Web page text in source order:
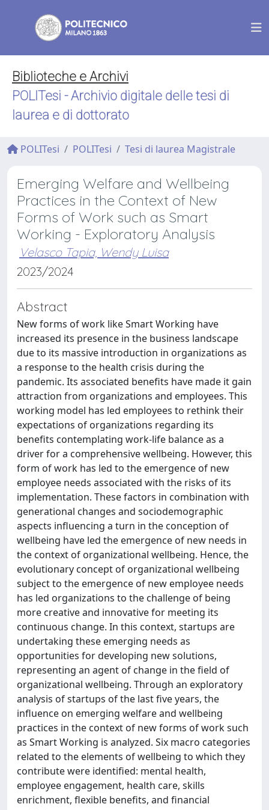
Biblioteche e Archivi
POLITesi - Archivio digitale delle tesi di
laurea e di dottorato
POLITesi POLITesi Tesi di laurea Magistrale
Emerging Welfare and Wellbeing
Practices in the Context of New
Forms of Work such as Smart
Working - Exploratory Analysis
Velasco Tapia, Wendy Luisa
2023/2024
Abstract
New forms of work like Smart Working have
increased its presence in the business landscape
due to its massive introduction in organizations as
a response to the health crisis during the
pandemic. Its associated benefits have made it gain
attraction from organizations and employees. This
working model has led employees to rethink their
expectations of organizations regarding its
benefits contemplating work-life balance as a
driver for a comprehensive wellbeing. However, this
form of work has led to the emergence of new
employee needs associated with the risks of its
implementation. These factors in combination with
generational changes and sociodemographic
aspects influencing a turn in the conception of
wellbeing have led the emergence of new needs in
the context of organizational wellbeing. Hence, the
evolutionary concept of organizational wellbeing
subject to the emergence of new employee needs
has led organizations to the challenge of being
more creative and innovative for meeting its
continuous change. In this context, startups are
undertaking these emerging needs as
opportunities for developing new solutions,
representing an agent of change in the field of
organizational wellbeing. Through an exploratory
analysis of startups of the last five years, the
influence on emerging welfare and wellbeing
practices in the context of new forms of work such
as Smart Working is analyzed. Six macro categories
related to the elements of wellbeing to which they
contribute were identified: mental health,
employee engagement, health care, skills
enrichment, flexible benefits, and financial